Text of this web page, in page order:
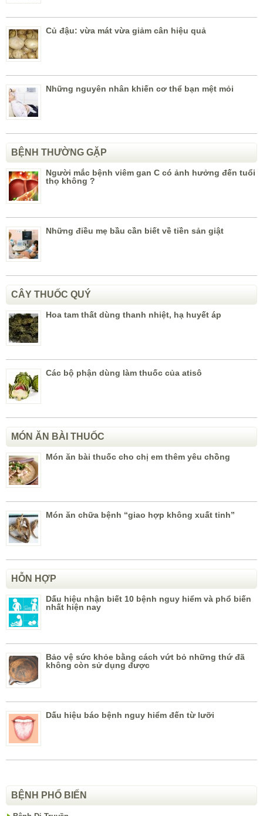
Củ đậu: vừa mát vừa giảm cân hiệu quả
Những nguyên nhân khiến cơ thể bạn mệt mỏi
BỆNH THƯỜNG GẶP
Người mắc bệnh viêm gan C có ảnh hưởng đến tuổi
thọ không ?
Những điều mẹ bầu cần biết về tiền sản giật
CÂY THUỐC QUÝ
Hoa tam thất dùng thanh nhiệt, hạ huyết áp
Các bộ phận dùng làm thuốc của atisô
MÓN ĂN BÀI THUỐC
Món ăn bài thuốc cho chị em thêm yêu chồng
Món ăn chữa bệnh “giao hợp không xuất tinh”
HỖN HỢP
Dấu hiệu nhận biết 10 bệnh nguy hiểm và phổ biến
nhất hiện nay
Bảo vệ sức khỏe bằng cách vứt bỏ những thứ đã
không còn sử dụng được
Dấu hiệu báo bệnh nguy hiểm đến từ lưỡi
BỆNH PHỔ BIẾN